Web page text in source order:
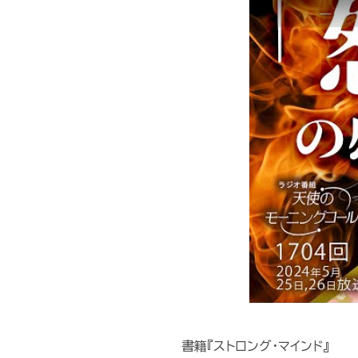
書籍『ストロング・マインド』